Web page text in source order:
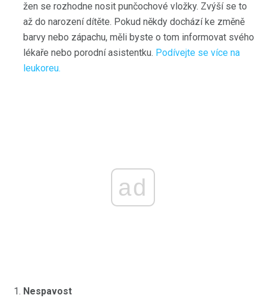
žen se rozhodne nosit punčochové vložky. Zvýší se to
až do narození dítěte. Pokud někdy dochází ke změně
barvy nebo zápachu, měli byste o tom informovat svého
lékaře nebo porodní asistentku. Podívejte se více na
leukoreu.
ad
Nespavost